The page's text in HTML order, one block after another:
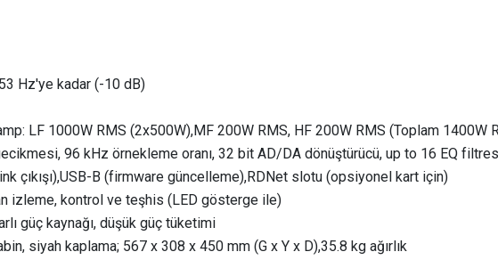
Hz'ye kadar (-10 dB)
LF 1000W RMS (2x500W),MF 200W RMS, HF 200W RMS (Toplam 1400W
96 kHz örnekleme oranı, 32 bit AD/DA dönüştürücü, up to 16 EQ
çıkışı),USB-B (firmware güncelleme),RDNet slotu (opsiyonel kart için)
izleme, kontrol ve teşhis (LED gösterge ile)
güç kaynağı, düşük güç tüketimi
siyah kaplama; 567 x 308 x 450 mm (G x Y x D),35.8 kg ağırlık